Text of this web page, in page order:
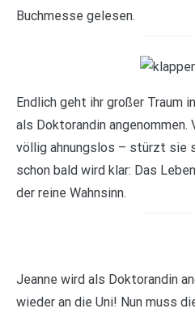
Buchmesse gelesen.
Endlich geht ihr großer Traum
als Doktorandin angenommen.
völlig ahnungslos – stürzt sie
schon bald wird klar: Das
der reine Wahnsinn.
Jeanne wird als Doktorandin
wieder an die Uni! Nun muss